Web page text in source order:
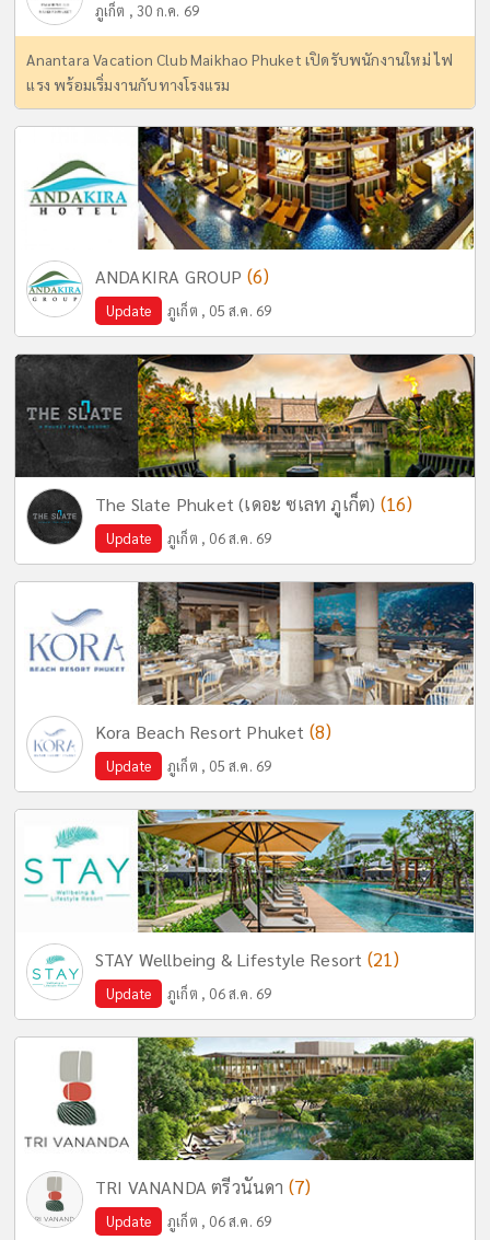
ภูเก็ต , 30 ก.ค. 69
Anantara Vacation Club Maikhao Phuket เปิดรับพนักงานใหม่ ไฟ
แรง พร้อมเริ่มงานกับทางโรงแรม
ANDAKIRA GROUP (6)
Update ภูเก็ต , 05 ส.ค. 69
The Slate Phuket (เดอะ ซเลท ภูเก็ต) (16)
Update ภูเก็ต , 06 ส.ค. 69
Kora Beach Resort Phuket (8)
Update ภูเก็ต , 05 ส.ค. 69
STAY Wellbeing & Lifestyle Resort (21)
Update ภูเก็ต , 06 ส.ค. 69
TRI VANANDA ตรีวนันดา (7)
Update ภูเก็ต , 06 ส.ค. 69